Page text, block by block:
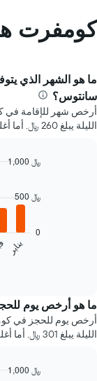
كومفرت
ما هو الشهر الذي
سانتوس؟
أرخص شهر للإقامة في
الليلة يبلغ 260 ﷼. أما أغلى شهر فهو ديسمبر بسعر 534 ﷼ في الليلة.
سعر
غرفة
كل
شهر
يناير
0
500 ﷼
1,000 ﷼
ما هو أرخص يوم
أرخص يوم للحجز في
الليلة يبلغ 301 ﷼. أما أغلى يوم فهو الأربعاء بسعر 660 ﷼ في الليلة.
1,000 ﷼